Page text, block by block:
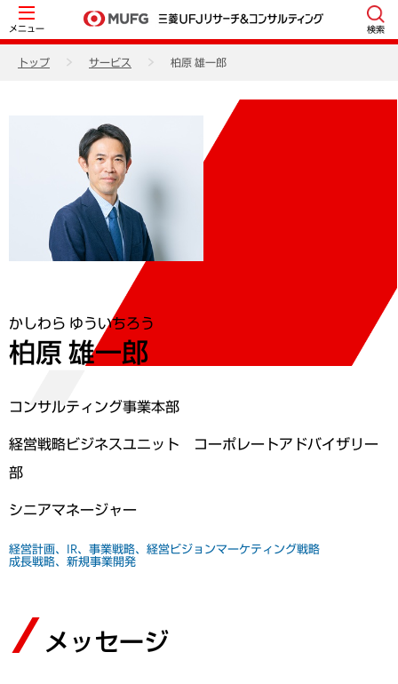
メニュー 検索
トップ サービス 柏原 雄一郎
かしわら ゆういちろう
柏原 雄一郎
コンサルティング事業本部
経営戦略ビジネスユニット コーポレートアドバイザリー
部
シニアマネージャー
経営計画、IR、事業戦略、経営ビジョンマーケティング戦略
成長戦略、新規事業開発
メッセージ